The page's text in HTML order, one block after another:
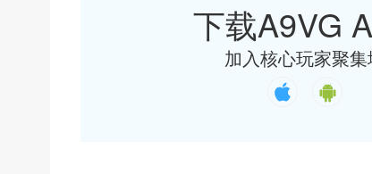
下载A9VG
加入核心玩家聚